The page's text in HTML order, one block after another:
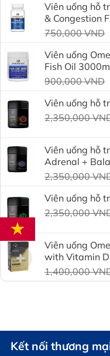
Viên uống hỗ
& Congestion
750,000VND
Viên uống
Fish Oil
900,000VND
Viên uống hỗ
2,350,000
Viên uống hỗ
Adrenal +
2,350,000
Viên uống hỗ
2,350,000
Viên uống
with Vitamin
1,400,000
Kết nối thương